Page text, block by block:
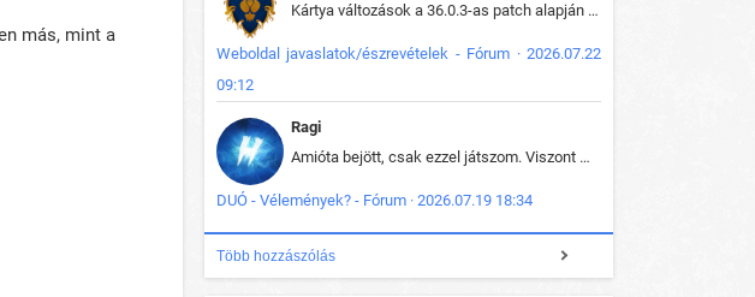
más, mint a
Kártya változások a 36.0.3-as patch alapján frissítve az adatbázisban (képek is cserélve).
Weboldal javaslatok/észrevételek - Fórum · 2026.07.22
09:12
Ragi
Amióta bejött, csak ezzel játszom. Viszont mint minden más - akár az alapjáték is, ez is baromira összetett lett. Néha már pár kör után is esélytelen az egész. Vagy irreállisan túltápol valaki, vagy lelép a partner, vagy csak hülye mint a segg. És amikor eljönne az én időm, na akkor jön el mindenki másé is. Engem jobban érdekelne, hogy ki milyen ratingen szokott játszani. Na ez lenne egy érdekes adat.
DUÓ - Vélemények? - Fórum · 2026.07.19 18:34
Több hozzászólás